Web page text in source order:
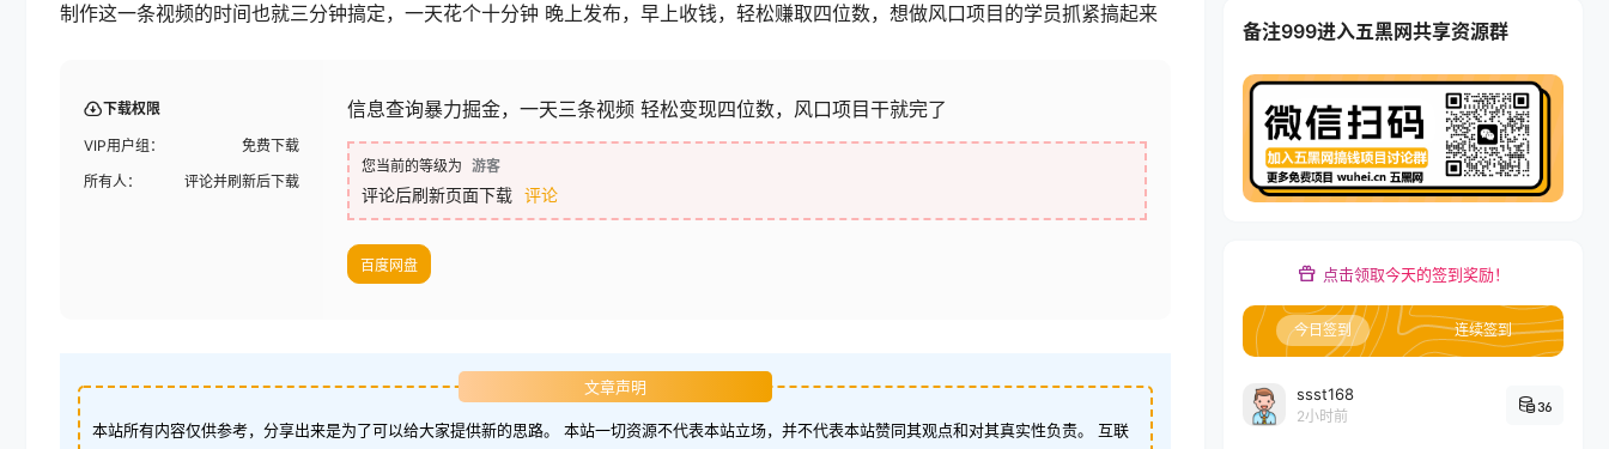
制作这一条视频的时间也就三分钟搞定，一天花个十分钟 晚上发布，早上收钱，轻松赚取四位数，想做风口项目的学员抓紧搞起来
下载权限
VIP用户组：
免费下载
所有人：
评论并刷新后下载
信息查询暴力掘金，一天三条视频 轻松变现四位数，风口项目干就完了
您当前的等级为 游客
评论后刷新页面下载 评论
百度网盘
文章声明
本站所有内容仅供参考，分享出来是为了可以给大家提供新的思路。 本站一切资源不代表本站立场，并不代表本站赞同其观点和对其真实性负责。 互联
备注999进入五黑网共享资源群
点击领取今天的签到奖励！
今日签到 连续签到
ssst168
2小时前
36